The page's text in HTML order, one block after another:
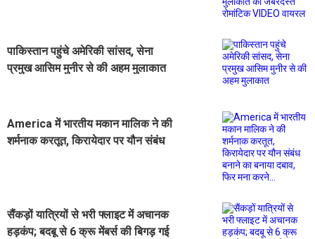
पाकिस्तान पहुंचे अमेरिकी सांसद, सेना
प्रमुख आसिम मुनीर से की अहम मुलाकात
America में भारतीय मकान मालिक ने की
शर्मनाक करतूत, किरायेदार पर यौन संबंध
सैंकड़ों यात्रियों से भरी फ्लाइट में अचानक
हड़कंप; बदबू से 6 क्रू मेंबर्स की बिगड़ गई